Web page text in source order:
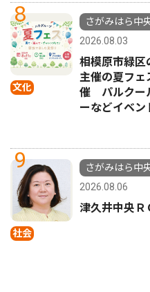
8
文化
さがみはら中
2026.08.03
相模原市緑区
主催の夏フェ
催 パルクー
ーなどイベン
9
社会
さがみはら中
2026.08.06
津久井中央Ｒ